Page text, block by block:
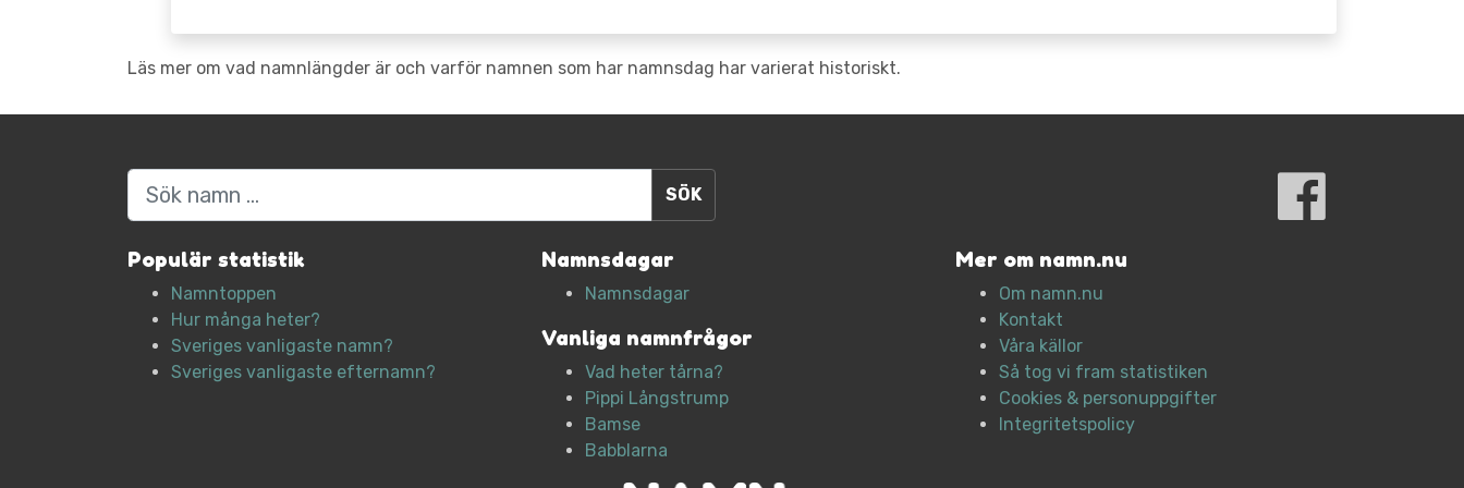
Läs mer om vad namnlängder är och varför namnen som har namnsdag har varierat historiskt.
Sök
Populär statistik
Namntoppen
Hur många heter?
Sveriges vanligaste namn?
Sveriges vanligaste efternamn?
Namnsdagar
Namnsdagar
Vanliga namnfrågor
Vad heter tårna?
Pippi Långstrump
Bamse
Babblarna
Mer om namn.nu
Om namn.nu
Kontakt
Våra källor
Så tog vi fram statistiken
Cookies & personuppgifter
Integritetspolicy